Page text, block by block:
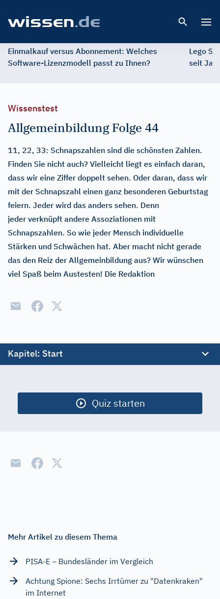
Einmalkauf versus Abonnement: Welches
Software-Lizenzmodell passt zu Ihnen?
Lego
seit
Wissenstest
Allgemeinbildung Folge 44
11, 22, 33: Schnapszahlen sind die schönsten Zahlen.
Finden Sie nicht auch? Vielleicht liegt es einfach daran,
dass wir eine Ziffer doppelt sehen. Oder daran, dass wir
mit der Schnapszahl einen ganz besonderen Geburtstag
feiern. Jeder wird das anders sehen. Denn
jeder verknüpft andere Assoziationen mit
Schnapszahlen. So wie jeder Mensch individuelle
Stärken und Schwächen hat. Aber macht nicht gerade
das den Reiz der Allgemeinbildung aus? Wir wünschen
viel Spaß beim Austesten! Die Redaktion
Kapitel: Start
Biodiversität
Große Herrscher
Prozentrechnen
Ergebnis
Quiz starten
Mehr Artikel zu diesem Thema
PISA-E – Bundesländer im Vergleich
Achtung Spione: Sechs Irrtümer zu "Datenkraken"
im Internet